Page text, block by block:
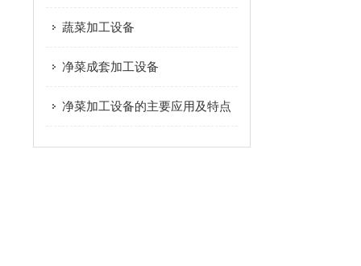
蔬菜加工设备
净菜成套加工设备
净菜加工设备的主要应用及特点